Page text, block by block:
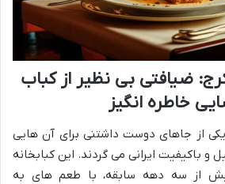
ضیافتی بی نظیر از کباب
خاطره انگیز
از جاهای دوست داشتنی برای آن هایی
باکیفیت ایرانی می گردند. این کبابخانه
از سه دهه سابقه، با طعم های به